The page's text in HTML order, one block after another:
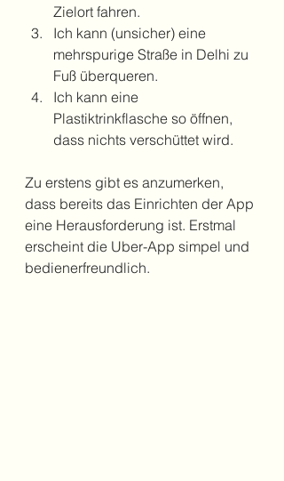
Zielort fahren.
Ich kann (unsicher) eine
mehrspurige Straße in Delhi zu
Fuß überqueren.
Ich kann eine
Plastiktrinkflasche so öffnen,
dass nichts verschüttet wird.
Zu erstens gibt es anzumerken,
dass bereits das Einrichten der App
eine Herausforderung ist. Erstmal
erscheint die Uber-App simpel und
bedienerfreundlich.